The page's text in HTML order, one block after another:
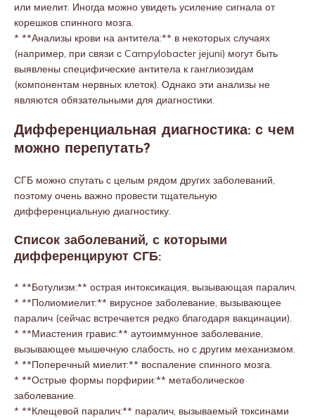
или миелит. Иногда можно увидеть усиление сигнала от
корешков спинного мозга.
* **Анализы крови на антитела:** в некоторых случаях
(например, при связи с Campylobacter jejuni) могут быть
выявлены специфические антитела к ганглиозидам
(компонентам нервных клеток). Однако эти анализы не
являются обязательными для диагностики.
Дифференциальная диагностика: с чем
можно перепутать?
СГБ можно спутать с целым рядом других заболеваний,
поэтому очень важно провести тщательную
дифференциальную диагностику.
Список заболеваний, с которыми
дифференцируют СГБ:
* **Ботулизм:** острая интоксикация, вызывающая паралич.
* **Полиомиелит:** вирусное заболевание, вызывающее
паралич (сейчас встречается редко благодаря вакцинации).
* **Миастения гравис:** аутоиммунное заболевание,
вызывающее мышечную слабость, но с другим механизмом.
* **Поперечный миелит:** воспаление спинного мозга.
* **Острые формы порфирии:** метаболическое
заболевание.
* **Клещевой паралич:** паралич, вызываемый токсинами